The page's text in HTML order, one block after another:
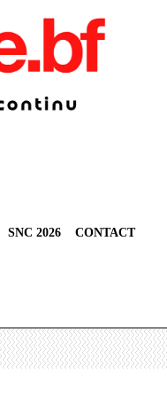
SNC 2026 CONTACT